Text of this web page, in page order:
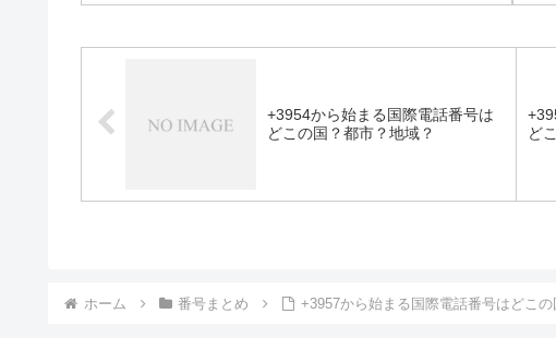
+3954から始まる国際電話番号は
どこの国？都市？地域？
ど
ホーム 番号まとめ +3957から始まる国際電話番号はどこの